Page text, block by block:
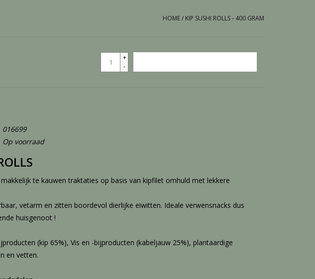
HOME/ KIP SUSHI ROLLS - 400 GRAM
+
-
016699
Op voorraad
makkelijk te kauwen traktaties op basis van kipfilet omhuld met lekkere
vetarm en zitten boordevol dierlijke eiwitten. Ideale verwensnacks dus
huisgenoot !
(kip 65%), Vis en -bijproducten (kabeljauw 25%), plantaardige
en vetten.